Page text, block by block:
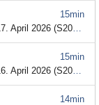
15min
2026 (S2026/E69)
15min
2026 (S2026/E68)
14min